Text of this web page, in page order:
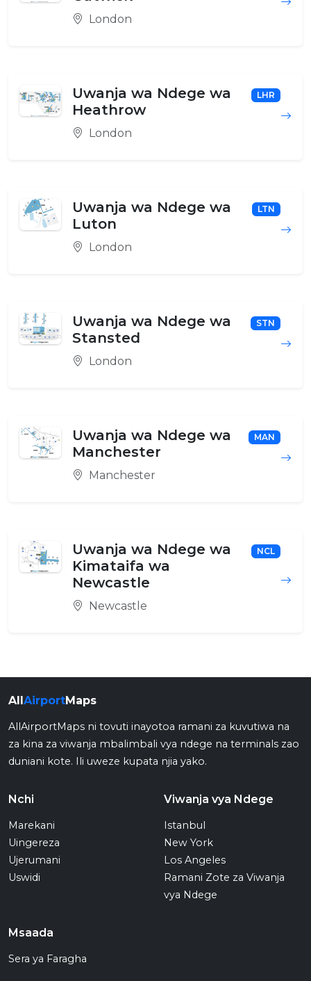
London
Uwanja wa Ndege wa
Heathrow
LHR
London
Uwanja wa Ndege wa
Luton
LTN
London
Uwanja wa Ndege wa
Stansted
STN
London
Uwanja wa Ndege wa
Manchester
MAN
Manchester
Uwanja wa Ndege wa
Kimataifa wa
Newcastle
NCL
Newcastle
AllAirportMaps
AllAirportMaps ni tovuti inayotoa ramani za kuvutiwa na
za kina za viwanja mbalimbali vya ndege na terminals zao
duniani kote. Ili uweze kupata njia yako.
Nchi
Marekani
Uingereza
Ujerumani
Uswidi
Viwanja vya Ndege
Istanbul
New York
Los Angeles
Ramani Zote za Viwanja
vya Ndege
Msaada
Sera ya Faragha